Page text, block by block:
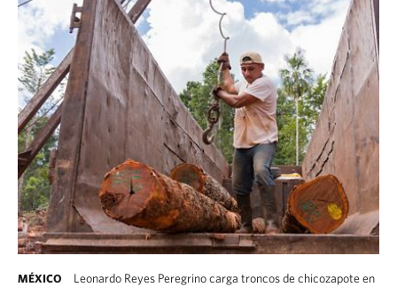
MÉXICO
Leonardo Reyes Peregrino carga troncos de chicozapote en